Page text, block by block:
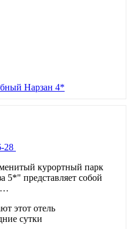
Нарзан 4*
28
курортный парк
5*" представляет собой
этот отель
сутки